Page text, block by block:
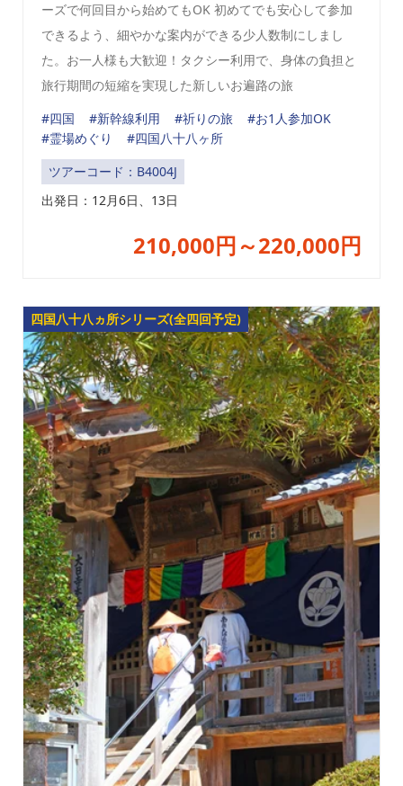
ーズで何回目から始めてもOK 初めてでも安心して参加
できるよう、細やかな案内ができる少人数制にしまし
た。お一人様も大歓迎！タクシー利用で、身体の負担と
旅行期間の短縮を実現した新しいお遍路の旅
#四国
#新幹線利用 #祈りの旅
#お1人参加OK
#霊場めぐり
#四国八十八ヶ所
ツアーコード：B4004J
出発日： 12月6日、13日
210,000円～220,000円
四国八十八ヵ所シリーズ(全四回予定)